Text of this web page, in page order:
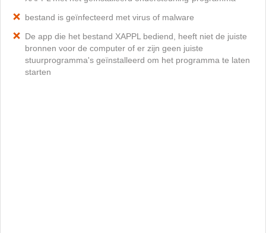
bestand is geïnfecteerd met virus of malware
De app die het bestand XAPPL bediend, heeft niet de juiste
bronnen voor de computer of er zijn geen juiste
stuurprogramma's geïnstalleerd om het programma te laten
starten